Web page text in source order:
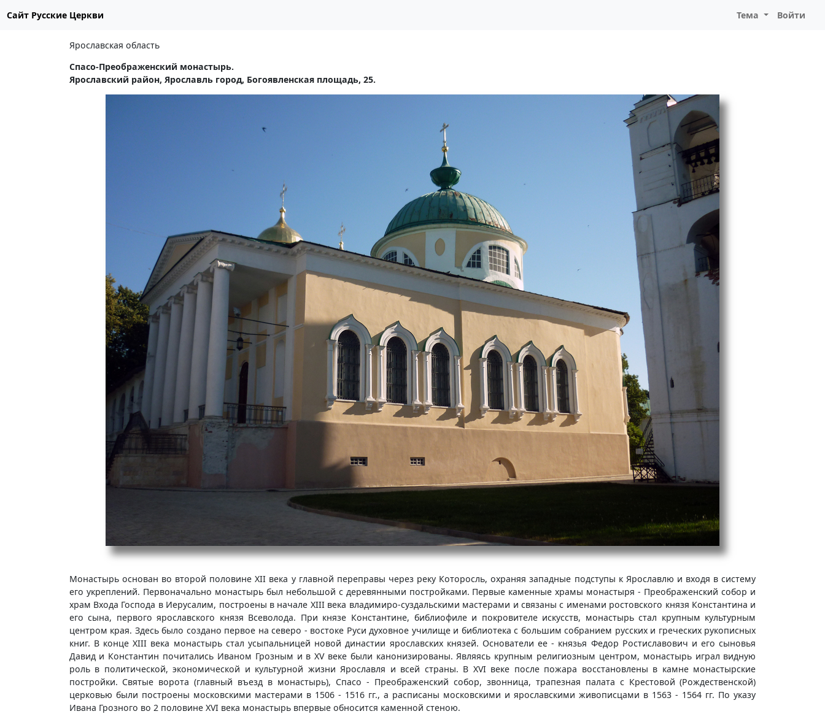
Сайт Русские Церкви Тема Войти
Ярославская область
Спасо-Преображенский монастырь.
Ярославский район, Ярославль город, Богоявленская площадь, 25.
Монастырь основан во второй половине XII века у главной переправы через реку Которосль, охраняя западные подступы к Ярославлю и входя в систему
его укреплений. Первоначально монастырь был небольшой с деревянными постройками. Первые каменные храмы монастыря - Преображенский собор и
храм Входа Господа в Иерусалим, построены в начале XIII века владимиро-суздальскими мастерами и связаны с именами ростовского князя Константина и
его сына, первого ярославского князя Всеволода. При князе Константине, библиофиле и покровителе искусств, монастырь стал крупным культурным
центром края. Здесь было создано первое на северо - востоке Руси духовное училище и библиотека с большим собранием русских и греческих рукописных
книг. В конце XIII века монастырь стал усыпальницей новой династии ярославских князей. Основатели ее - князья Федор Ростиславович и его сыновья
Давид и Константин почитались Иваном Грозным и в XV веке были канонизированы. Являясь крупным религиозным центром, монастырь играл видную
роль в политической, экономической и культурной жизни Ярославля и всей страны. В XVI веке после пожара восстановлены в камне монастырские
постройки. Святые ворота (главный въезд в монастырь), Спасо - Преображенский собор, звонница, трапезная палата с Крестовой (Рождественской)
церковью были построены московскими мастерами в 1506 - 1516 гг., а расписаны московскими и ярославскими живописцами в 1563 - 1564 гг. По указу
Ивана Грозного во 2 половине XVI века монастырь впервые обносится каменной стеною.